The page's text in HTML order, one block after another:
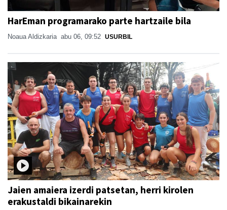
HarEman programarako parte hartzaile bila
Noaua Aldizkaria abu 06, 09:52 USURBIL
Jaien amaiera izerdi patsetan, herri kirolen
erakustaldi bikainarekin